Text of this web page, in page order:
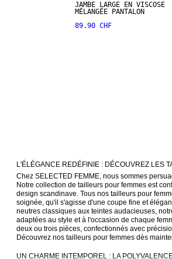
JAMBE LARGE EN VISCOSE
MÉLANGÉE PANTALON
89.90 CHF
L'ÉLÉGANCE REDÉFINIE : DÉCOUVREZ LES
Chez SELECTED FEMME, nous sommes
Notre collection de tailleurs pour femmes est
design scandinave. Tous nos tailleurs pour
soignée, qu'il s'agisse d'une coupe fine et
neutres classiques aux teintes audacieuses,
adaptées au style et à l'occasion de chaque
deux ou trois pièces, confectionnés avec
Découvrez nos tailleurs pour femmes dès
UN CHARME INTEMPOREL : LA